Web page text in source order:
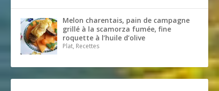
Melon charentais, pain de campagne
grillé à la scamorza fumée, fine
roquette à l’huile d’olive
Plat, Recettes